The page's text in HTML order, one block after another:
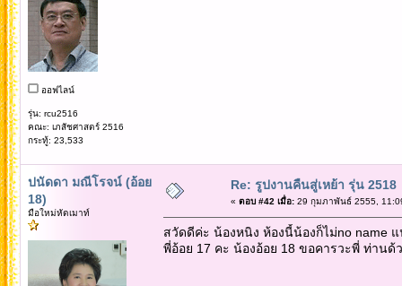
ออฟไลน์
รุ่น: rcu2516
คณะ: เภสัชศาสตร์ 2516
กระทู้: 23,533
ปนัดดา มณีโรจน์ (อ้อย
18)
มือใหม่หัดเมาท์
Re: รูปงานคืนสู่เหย้า รุ่น 2518
« ตอบ #42 เมื่อ:29 กุมภาพันธ์ 2555,
สวัดดีค่ะ น้องหนิง ห้องนี้น้องก็ไม่no name
พี่อ้อย 17 คะ น้องอ้อย 18 ขอคารวะพี่ ท่านด้